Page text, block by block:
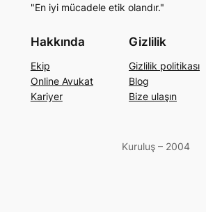
"En iyi mücadele etik olandır."
Hakkında
Ekip
Online Avukat
Kariyer
Gizlilik
Gizlilik politikası
Blog
Bize ulaşın
Kuruluş – 2004